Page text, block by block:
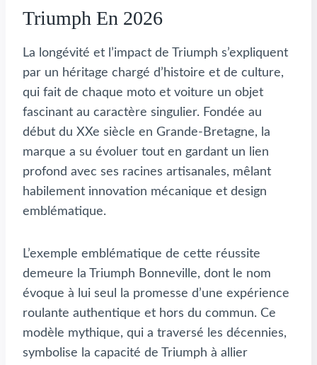
Triumph En 2026
La longévité et l’impact de Triumph s’expliquent
par un héritage chargé d’histoire et de culture,
qui fait de chaque moto et voiture un objet
fascinant au caractère singulier. Fondée au
début du XXe siècle en Grande-Bretagne, la
marque a su évoluer tout en gardant un lien
profond avec ses racines artisanales, mêlant
habilement innovation mécanique et design
emblématique.
L’exemple emblématique de cette réussite
demeure la Triumph Bonneville, dont le nom
évoque à lui seul la promesse d’une expérience
roulante authentique et hors du commun. Ce
modèle mythique, qui a traversé les décennies,
symbolise la capacité de Triumph à allier